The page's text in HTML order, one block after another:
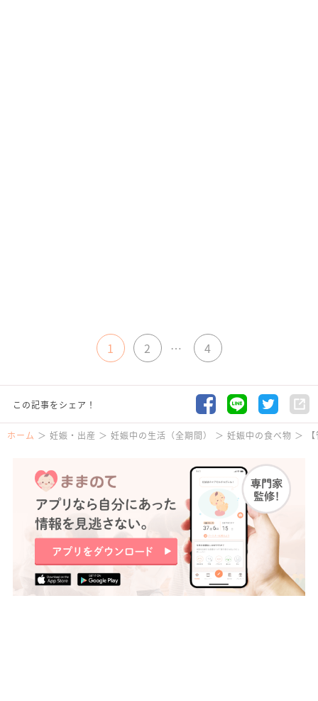
1 2 … 4
この記事をシェア！
ホーム 妊娠・出産 妊娠中の生活（全期間） 妊娠中の食べ物